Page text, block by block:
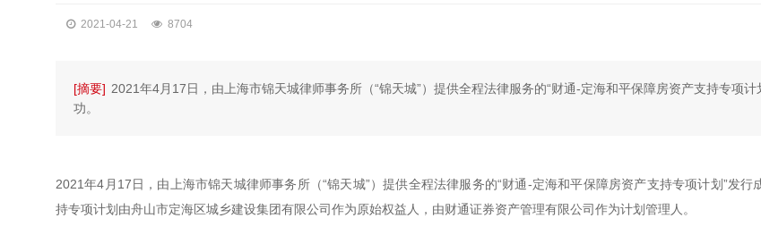
2021-04-21 8704
[摘要] 2021年4月17日，由上海市锦天城律师事务所（“锦天城”）提供全程法律服务的“财通-定海和平保障房资产支持专项计
功。
2021年4月17日，由上海市锦天城律师事务所（“锦天城”）提供全程法律服务的“财通-定海和平保障房资产支持专项计划”发行
持专项计划由舟山市定海区城乡建设集团有限公司作为原始权益人，由财通证券资产管理有限公司作为计划管理人。